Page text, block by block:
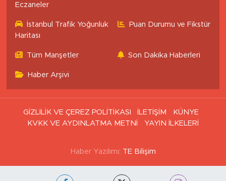
Eczaneler
İstanbul Trafik Yoğunluk
Haritası
Puan Durumu ve Fikstür
Tüm Manşetler Son Dakika Haberleri
Haber Arşivi
GİZLİLİK VE ÇEREZ POLİTİKASI İLETİŞİM
KÜNYE
KVKK VE AYDINLATMA METNİ
YAYIN İLKELERİ
Haber Yazılımı: TE Bilişim